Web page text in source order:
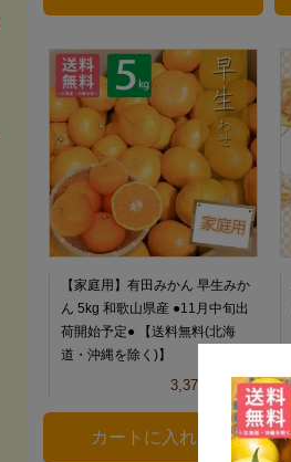
【家庭用】有田みかん 早生みか
ん 5kg 和歌山県産 ●11月中旬出
荷開始予定● 【送料無料(北海
道・沖縄を除く)】
3,376円(税込)